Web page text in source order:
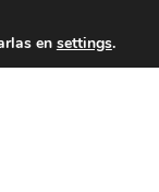
en settings.